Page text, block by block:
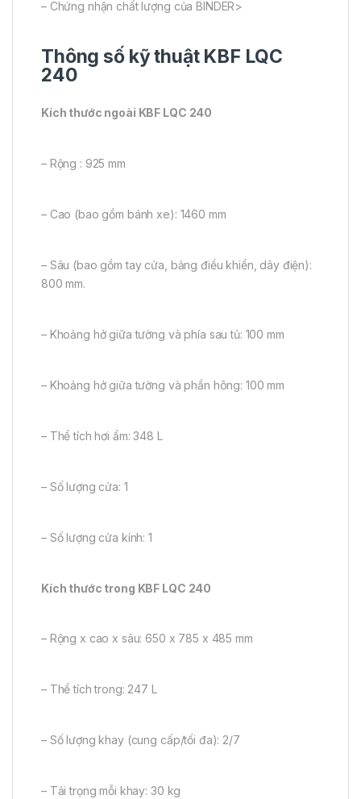
– Chứng nhận chất lượng của BINDER>
Thông số kỹ thuật KBF LQC
240
Kích thước ngoài KBF LQC 240
– Rộng : 925 mm
– Cao (bao gồm bánh xe): 1460 mm
– Sâu (bao gồm tay cửa, bảng điều khiển, dây điện):
800 mm.
– Khoảng hở giữa tường và phía sau tủ: 100 mm
– Khoảng hở giữa tường và phần hông: 100 mm
– Thể tích hơi ẩm: 348 L
– Số lượng cửa: 1
– Số lượng cửa kính: 1
Kích thước trong KBF LQC 240
– Rộng x cao x sâu: 650 x 785 x 485 mm
– Thể tích trong: 247 L
– Số lượng khay (cung cấp/tối đa): 2/7
– Tải trọng mỗi khay: 30 kg